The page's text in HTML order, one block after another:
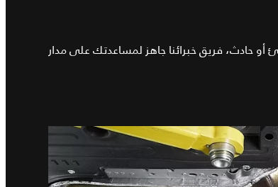
أو حادث، فريق خبرائنا جاهز لمساعدتك على مدار